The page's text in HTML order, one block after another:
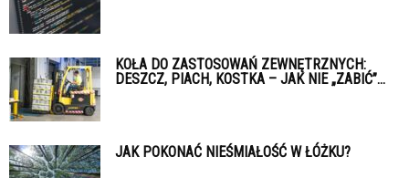
KOŁA DO ZASTOSOWAŃ ZEWNĘTRZNYCH:
DESZCZ, PIACH, KOSTKA – JAK NIE „ZABIĆ”...
JAK POKONAĆ NIEŚMIAŁOŚĆ W ŁÓŻKU?